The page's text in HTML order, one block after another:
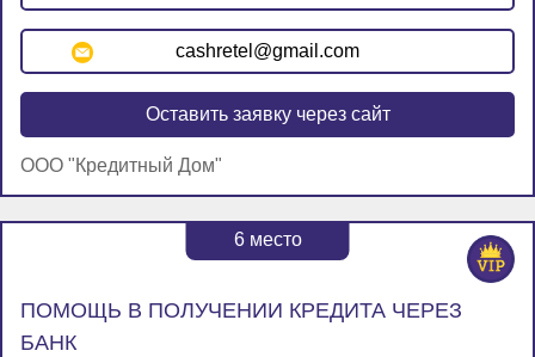
cashretel@gmail.com
Оставить заявку через сайт
ООО "Кредитный Дом"
6место
ПОМОЩЬ В ПОЛУЧЕНИИ КРЕДИТА ЧЕРЕЗ
БАНК